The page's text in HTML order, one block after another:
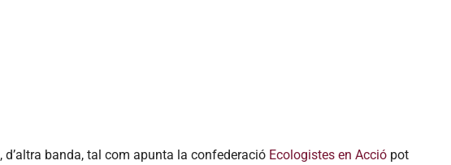
, d’altra banda, tal com apunta la confederació Ecologistes en Acció pot